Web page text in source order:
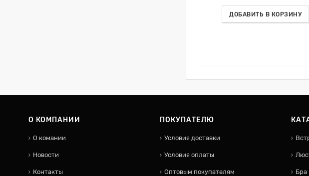
ДОБАВИТЬ В КОРЗИНУ
О КОМПАНИИ
О комании
Новости
Контакты
ПОКУПАТЕЛЮ
Условия доставки
Условия оплаты
Оптовым покупателям Бра